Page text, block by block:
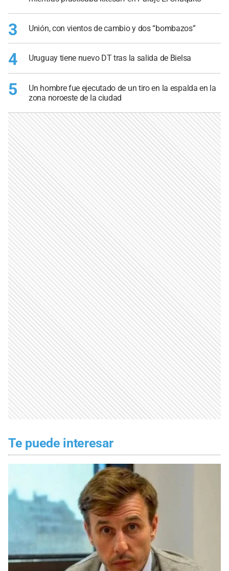
3 Unión, con vientos de cambio y dos “bombazos”
4 Uruguay tiene nuevo DT tras la salida de Bielsa
5
Un hombre fue ejecutado de un tiro en la espalda en la
zona noroeste de la ciudad
Te puede interesar